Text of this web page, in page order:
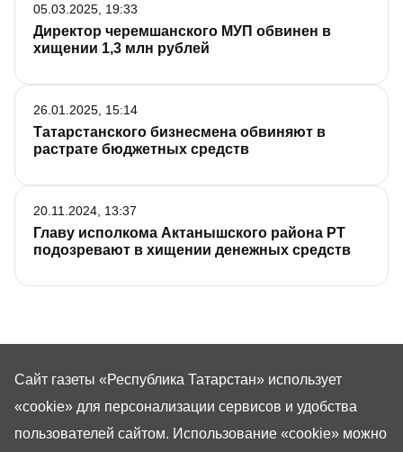
Директор черемшанского МУП обвинен в
хищении 1,3 млн рублей
05.03.2025, 19:33
Татарстанского бизнесмена обвиняют в
растрате бюджетных средств
26.01.2025, 15:14
Главу исполкома Актанышского района РТ
подозревают в хищении денежных средств
20.11.2024, 13:37
Сайт газеты «Республика Татарстан» использует
«cookie» для персонализации сервисов и удобства
пользователей сайтом. Использование «cookie» можно